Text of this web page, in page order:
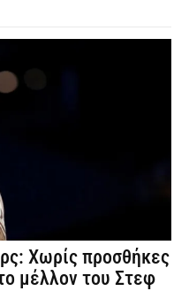
Χωρίς προσθήκες
μέλλον του Στεφ